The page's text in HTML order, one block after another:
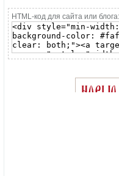
HTML-код для сайта или блога: